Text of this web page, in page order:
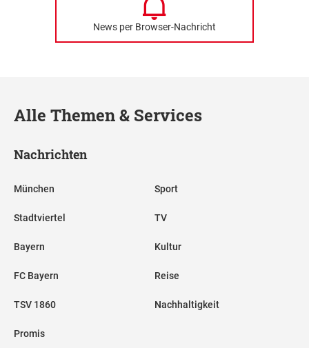
News per Browser-Nachricht
Alle Themen & Services
Nachrichten
München
Stadtviertel
Bayern
FC Bayern
TSV 1860
Promis
Sport
TV
Kultur
Reise
Nachhaltigkeit